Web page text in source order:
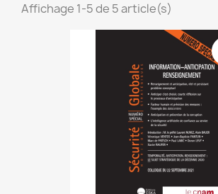
Affichage 1-5 de 5 article(s)